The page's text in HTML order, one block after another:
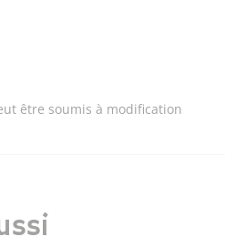
être soumis à modification